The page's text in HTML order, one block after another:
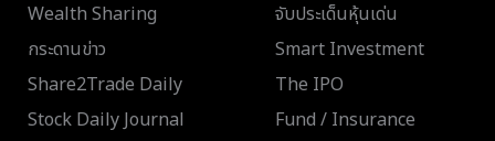
Wealth Sharing
กระดานข่าว
Share2Trade Daily
Stock Daily Journal
จับประเด็นหุ้นเด่น
Smart Investment
The IPO
Fund / Insurance